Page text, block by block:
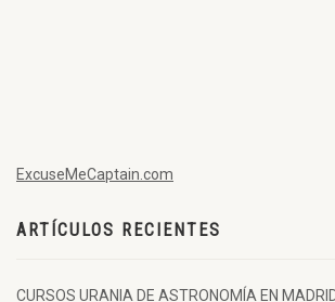
ExcuseMeCaptain.com
ARTÍCULOS RECIENTES
CURSOS URANIA DE ASTRONOMÍA EN